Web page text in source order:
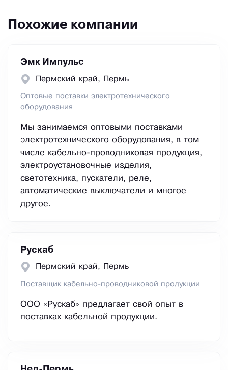
Похожие компании
Эмк Импульс
Пермский край, Пермь
Оптовые поставки электротехнического
оборудования
Мы занимаемся оптовыми поставками
электротехнического оборудования, в том
числе кабельно-проводниковая продукция,
электроустановочные изделия,
светотехника, пускатели, реле,
автоматические выключатели и многое
другое.
Рускаб
Пермский край, Пермь
Поставщик кабельно-проводниковой продукции
ООО «Рускаб» предлагает свой опыт в
поставках кабельной продукции.